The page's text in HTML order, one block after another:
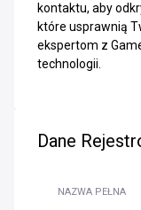
kontaktu, aby
które usprawnią
ekspertom z
technologii.
Dane
NAZWA PEŁNA